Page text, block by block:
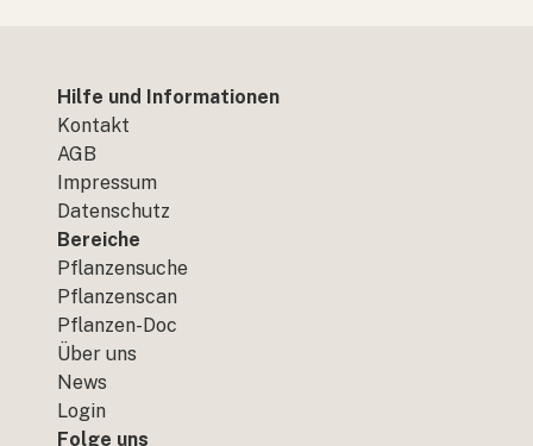
Hilfe und Informationen
Kontakt
AGB
Impressum
Datenschutz
Bereiche
Pflanzensuche
Pflanzenscan
Pflanzen-Doc
Über uns
News
Login
Folge uns